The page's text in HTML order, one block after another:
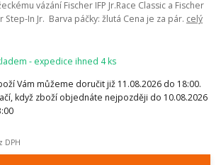
vázání Fischer IFP Jr.Race Classic a Fischer
Step-In Jr. Barva páčky: žlutá Cena je za pár. celý
- expedice ihned 4 ks
Vám můžeme doručit již 11.08.2026 do 18:00.
když zboží objednáte nejpozději do 10.08.2026
DPH